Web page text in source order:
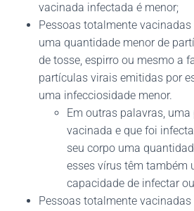
vacinada infectada é menor;
Pessoas totalmente
uma quantidade menor de
de tosse, espirro ou mesmo a
partículas virais emitidas por
uma infecciosidade menor.
Em outras palavras,
vacinada e que foi
seu corpo uma
esses vírus têm também
capacidade de infectar
Pessoas totalmente